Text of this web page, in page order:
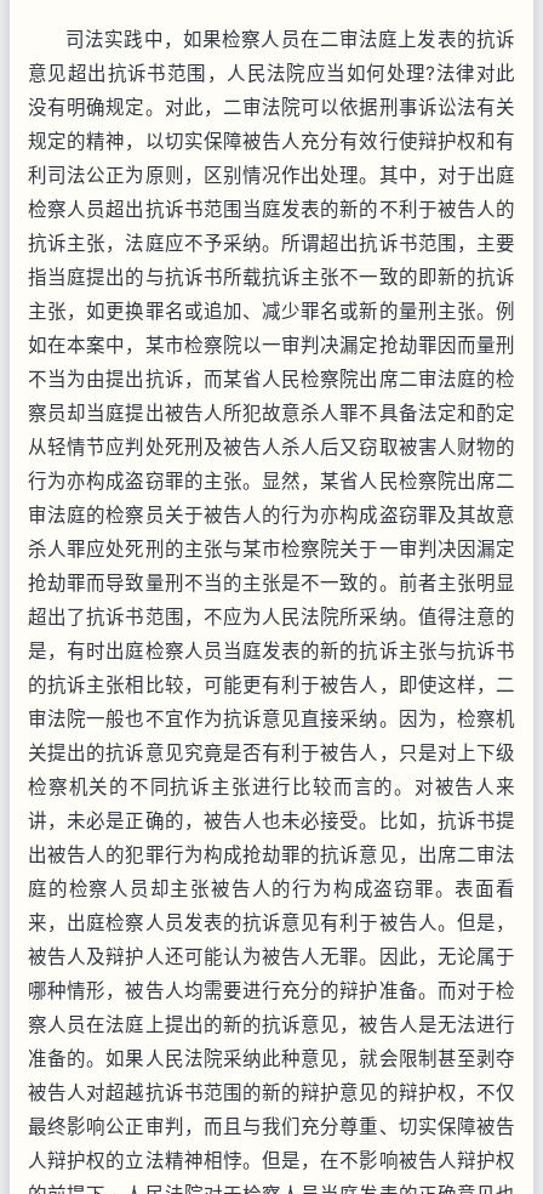
司法实践中，如果检察人员在二审法庭上发表的抗诉
意见超出抗诉书范围，人民法院应当如何处理?法律对此
没有明确规定。对此，二审法院可以依据刑事诉讼法有关
规定的精神，以切实保障被告人充分有效行使辩护权和有
利司法公正为原则，区别情况作出处理。其中，对于出庭
检察人员超出抗诉书范围当庭发表的新的不利于被告人的
抗诉主张，法庭应不予采纳。所谓超出抗诉书范围，主要
指当庭提出的与抗诉书所载抗诉主张不一致的即新的抗诉
主张，如更换罪名或追加、减少罪名或新的量刑主张。例
如在本案中，某市检察院以一审判决漏定抢劫罪因而量刑
不当为由提出抗诉，而某省人民检察院出席二审法庭的检
察员却当庭提出被告人所犯故意杀人罪不具备法定和酌定
从轻情节应判处死刑及被告人杀人后又窃取被害人财物的
行为亦构成盗窃罪的主张。显然，某省人民检察院出席二
审法庭的检察员关于被告人的行为亦构成盗窃罪及其故意
杀人罪应处死刑的主张与某市检察院关于一审判决因漏定
抢劫罪而导致量刑不当的主张是不一致的。前者主张明显
超出了抗诉书范围，不应为人民法院所采纳。值得注意的
是，有时出庭检察人员当庭发表的新的抗诉主张与抗诉书
的抗诉主张相比较，可能更有利于被告人，即使这样，二
审法院一般也不宜作为抗诉意见直接采纳。因为，检察机
关提出的抗诉意见究竟是否有利于被告人，只是对上下级
检察机关的不同抗诉主张进行比较而言的。对被告人来
讲，未必是正确的，被告人也未必接受。比如，抗诉书提
出被告人的犯罪行为构成抢劫罪的抗诉意见，出席二审法
庭的检察人员却主张被告人的行为构成盗窃罪。表面看
来，出庭检察人员发表的抗诉意见有利于被告人。但是，
被告人及辩护人还可能认为被告人无罪。因此，无论属于
哪种情形，被告人均需要进行充分的辩护准备。而对于检
察人员在法庭上提出的新的抗诉意见，被告人是无法进行
准备的。如果人民法院采纳此种意见，就会限制甚至剥夺
被告人对超越抗诉书范围的新的辩护意见的辩护权，不仅
最终影响公正审判，而且与我们充分尊重、切实保障被告
人辩护权的立法精神相悖。但是，在不影响被告人辩护权